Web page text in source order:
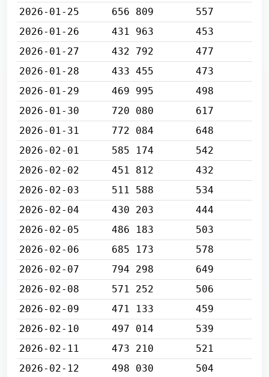
2026-01-25 656 809
557
2026-01-26
431 963
453
2026-01-27
432 792
477
2026-01-28
433 455
473
2026-01-29
469 995
498
2026-01-30
720 080
617
2026-01-31
772 084
648
2026-02-01
585 174
542
2026-02-02
451 812
432
2026-02-03
511 588
534
2026-02-04
430 203
444
2026-02-05
486 183
503
2026-02-06
685 173
578
2026-02-07
794 298
649
2026-02-08
571 252
506
2026-02-09
471 133
459
2026-02-10
497 014
539
2026-02-11
473 210
521
2026-02-12
498 030
504